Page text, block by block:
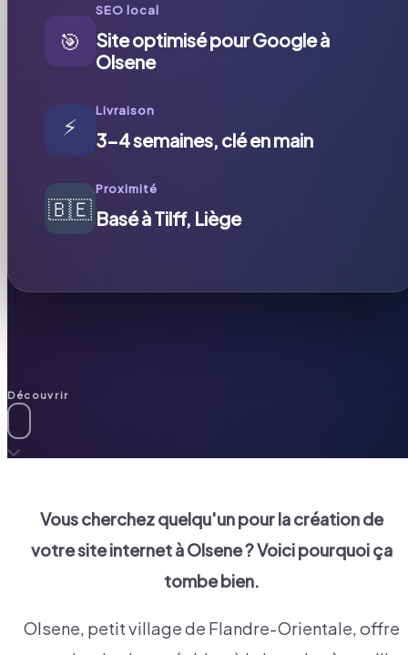
🎯
SEO local
Site optimisé pour Google à
Olsene
⚡
Livraison
3-4 semaines, clé en main
🇧🇪
Proximité
Basé à Tilff, Liège
Découvrir
Vous cherchez quelqu'un pour la création de
votre site internet àOlsene? Voici pourquoi ça
tombe bien.
Olsene, petit village de Flandre-Orientale, offre